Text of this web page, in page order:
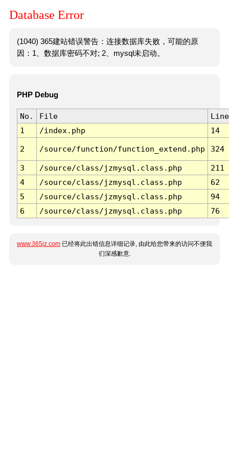
Database Error
(1040) 365建站错误警告：连接数据库失败，可能的原
因：1、数据库密码不对; 2、mysql未启动。
PHP Debug
No. File
Line
1
/index.php 14
2 /source/function/function_extend.php 324
3 /source/class/jzmysql.class.php
211
4
/source/class/jzmysql.class.php
62
5
/source/class/jzmysql.class.php
94
6
/source/class/jzmysql.class.php 76
www.365jz.com 已经将此出错信息详细记录, 由此给您带来的访问不便我
们深感歉意.